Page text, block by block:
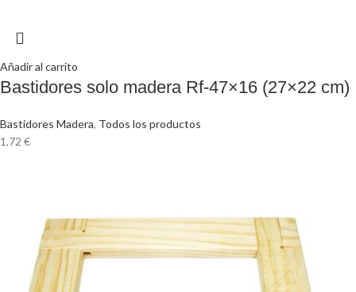
Añadir al carrito
Bastidores solo madera Rf-47×16 (27×22 cm)
Bastidores Madera, Todos los productos
1,72 €